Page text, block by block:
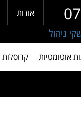
ניהול
אודות
אוטומטיות קרוסלות